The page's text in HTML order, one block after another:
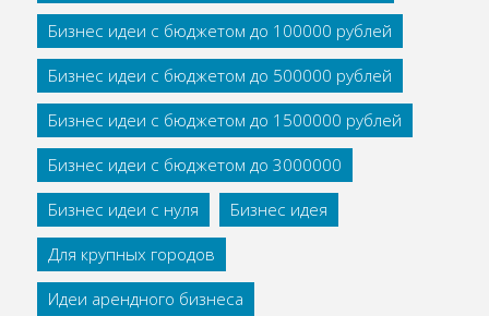
Бизнес идеи с бюджетом до 100000 рублей
Бизнес идеи с бюджетом до 500000 рублей
Бизнес идеи с бюджетом до 1500000 рублей
Бизнес идеи с бюджетом до 3000000
Бизнес идеи с нуля
Бизнес идея
Для крупных городов
Идеи арендного бизнеса